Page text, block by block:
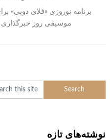
برنامه نوروزی «فلای دوبی»
موسیقی روز
نوشته‌های تازه